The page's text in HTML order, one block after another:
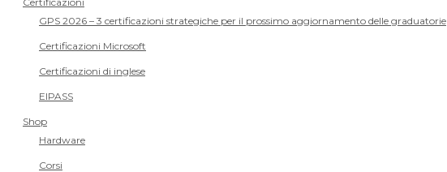
GPS 2026 – 3 certificazioni strategiche per il prossimo aggiornamento delle graduatorie
Certificazioni Microsoft
Certificazioni di inglese
EIPASS
Shop
Hardware
Corsi